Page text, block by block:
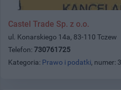
Castel Trade Sp. z o.o.
ul. Konarskiego 14a, 83-110 Tczew
Telefon: 730761725
Kategoria: Prawo i podatki, numer: